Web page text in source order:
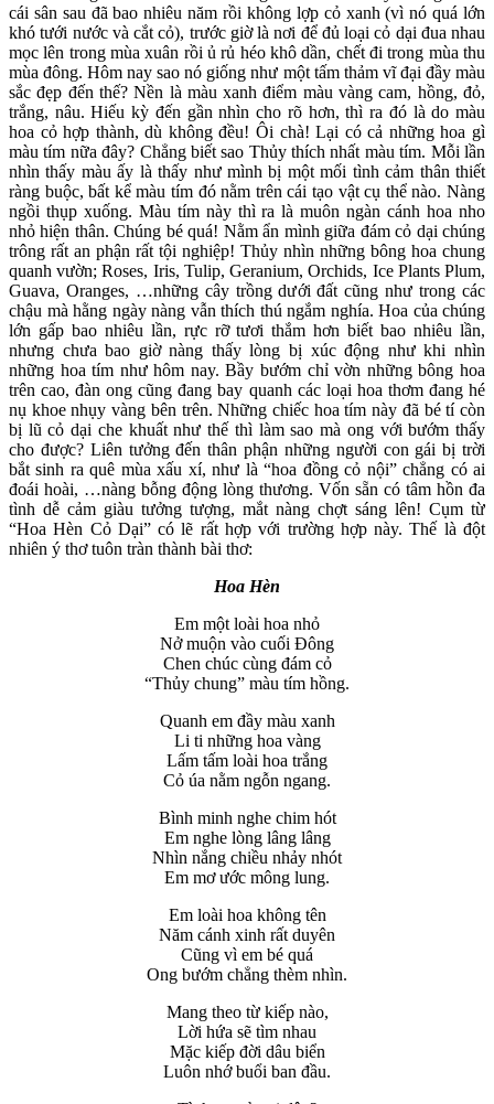
cái sân sau đã bao nhiêu năm rồi không lợp cỏ xanh (vì nó quá lớn
khó tưới nước và cắt cỏ), trước giờ là nơi để đủ loại cỏ dại đua nhau
mọc lên trong mùa xuân rồi ủ rủ héo khô dần, chết đi trong mùa thu
mùa đông. Hôm nay sao nó giống như một tấm thảm vĩ đại đầy màu
sắc đẹp đến thế? Nền là màu xanh điểm màu vàng cam, hồng, đỏ,
trắng, nâu. Hiếu kỳ đến gần nhìn cho rõ hơn, thì ra đó là do màu
hoa cỏ hợp thành, dù không đều! Ôi chà! Lại có cả những hoa gì
màu tím nữa đây? Chẳng biết sao Thủy thích nhất màu tím. Mỗi lần
nhìn thấy màu ấy là thấy như mình bị một mối tình cảm thân thiết
ràng buộc, bất kể màu tím đó nằm trên cái tạo vật cụ thể nào. Nàng
ngồi thụp xuống. Màu tím này thì ra là muôn ngàn cánh hoa nho
nhỏ hiện thân. Chúng bé quá! Nằm ẩn mình giữa đám cỏ dại chúng
trông rất an phận rất tội nghiệp! Thủy nhìn những bông hoa chung
quanh vườn; Roses, Iris, Tulip, Geranium, Orchids, Ice Plants Plum,
Guava, Oranges, …những cây trồng dưới đất cũng như trong các
chậu mà hằng ngày nàng vẫn thích thú ngắm nghía. Hoa của chúng
lớn gấp bao nhiêu lần, rực rỡ tươi thắm hơn biết bao nhiêu lần,
nhưng chưa bao giờ nàng thấy lòng bị xúc động như khi nhìn
những hoa tím như hôm nay. Bầy bướm chỉ vờn những bông hoa
trên cao, đàn ong cũng đang bay quanh các loại hoa thơm đang hé
nụ khoe nhụy vàng bên trên. Những chiếc hoa tím này đã bé tí còn
bị lũ cỏ dại che khuất như thế thì làm sao mà ong với bướm thấy
cho được? Liên tưởng đến thân phận những người con gái bị trời
bắt sinh ra quê mùa xấu xí, như là “hoa đồng cỏ nội” chẳng có ai
đoái hoài, …nàng bỗng động lòng thương. Vốn sẵn có tâm hồn đa
tình dễ cảm giàu tưởng tượng, mắt nàng chợt sáng lên! Cụm từ
“Hoa Hèn Cỏ Dại” có lẽ rất hợp với trường hợp này. Thế là đột
nhiên ý thơ tuôn tràn thành bài thơ:
Hoa Hèn
Em một loài hoa nhỏ
Nở muộn vào cuối Đông
Chen chúc cùng đám cỏ
“Thủy chung” màu tím hồng.
Quanh em đầy màu xanh
Li ti những hoa vàng
Lấm tấm loài hoa trắng
Cỏ úa nằm ngỗn ngang.
Bình minh nghe chim hót
Em nghe lòng lâng lâng
Nhìn nắng chiều nhảy nhót
Em mơ ước mông lung.
Em loài hoa không tên
Năm cánh xinh rất duyên
Cũng vì em bé quá
Ong bướm chẳng thèm nhìn.
Mang theo từ kiếp nào,
Lời hứa sẽ tìm nhau
Mặc kiếp đời dâu biển
Luôn nhớ buổi ban đầu.